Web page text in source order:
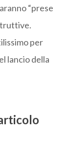
“prese
per
lancio della